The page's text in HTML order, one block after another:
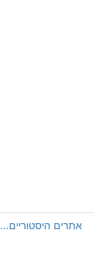
אתרים היסטוריים...